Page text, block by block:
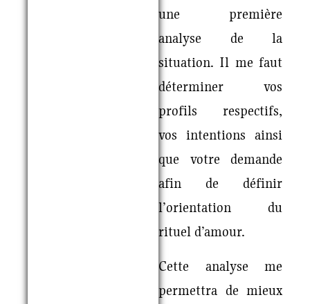
une première
analyse de la
situation. Il me faut
déterminer vos
profils respectifs,
vos intentions ainsi
que votre demande
afin de définir
l’orientation du
rituel d’amour.
Cette analyse me
permettra de mieux